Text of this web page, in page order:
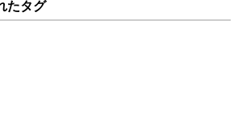
たタグ